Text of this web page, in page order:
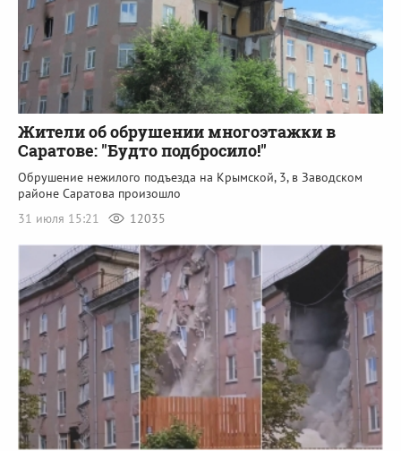
Жители об обрушении многоэтажки в
Саратове: "Будто подбросило!"
Обрушение нежилого подъезда на Крымской, 3, в Заводском
районе Саратова произошло
31 июля 15:21
12035